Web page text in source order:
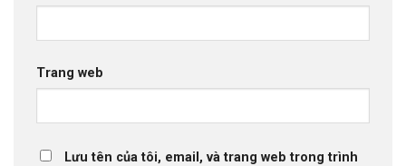
Trang web
Lưu tên của tôi, email, và trang web trong trình